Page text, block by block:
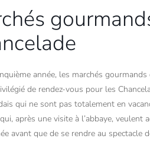
année, les marchés
de rendez-vous pour les
qui ne sont pas totalement en
après une visite à l’abbaye, veulent
avant que de se rendre au spectacle